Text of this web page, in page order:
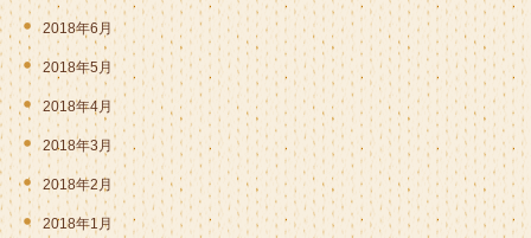
2018年6月
2018年5月
2018年4月
2018年3月
2018年2月
2018年1月